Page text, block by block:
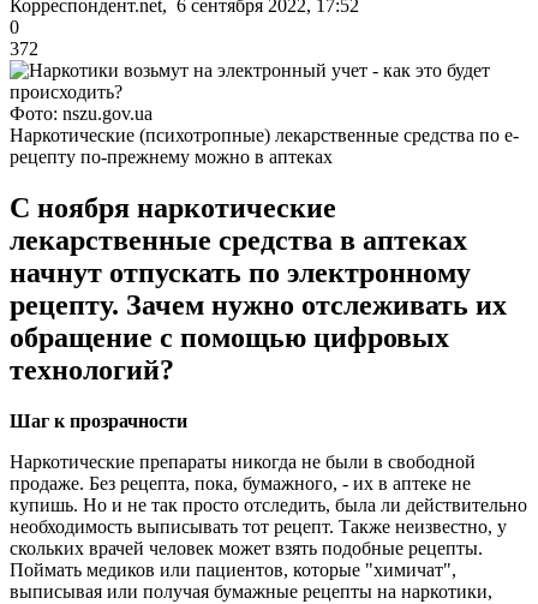
Корреспондент.net, 6 сентября 2022, 17:52
0
372
Фото: nszu.gov.ua
Наркотические (психотропные) лекарственные средства по е-
рецепту по-прежнему можно в аптеках
С ноября наркотические
лекарственные средства в аптеках
начнут отпускать по электронному
рецепту. Зачем нужно отслеживать их
обращение с помощью цифровых
технологий?
Шаг к прозрачности
Наркотические препараты никогда не были в свободной
продаже. Без рецепта, пока, бумажного, - их в аптеке не
купишь. Но и не так просто отследить, была ли действительно
необходимость выписывать тот рецепт. Также неизвестно, у
скольких врачей человек может взять подобные рецепты.
Поймать медиков или пациентов, которые "химичат",
выписывая или получая бумажные рецепты на наркотики,